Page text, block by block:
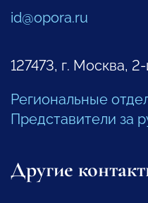
id@opora.ru
127473, г. Москва,
Региональные
Представители за
Другие